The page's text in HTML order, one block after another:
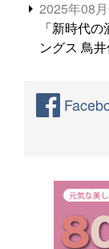
2025年08
「新時代
ングス 鳥